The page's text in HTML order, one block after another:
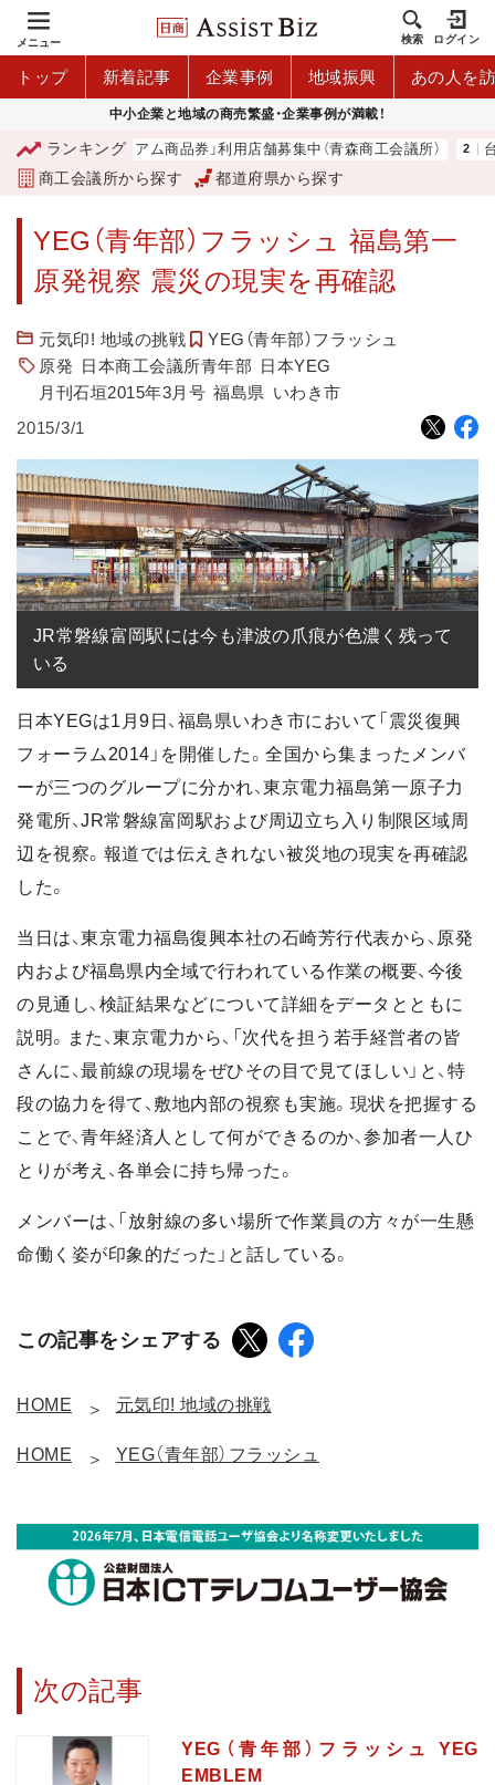
メニュー 検索 ログイン
トップ 新着記事 企業事例 地域振興 あの人を
中小企業と地域の商売繁盛・企業事例が満載！
ランキング
「青森市プレミアム商品券」利用店舗募集中（青森商工会議所） 台
商工会議所から探す 都道府県から探す
YEG（青年部）フラッシュ 福島第一
原発視察 震災の現実を再確認
元気印! 地域の挑戦
YEG（青年部）フラッシュ
原発 日本商工会議所青年部 日本YEG
月刊石垣2015年3月号 福島県 いわき市
2015/3/1
JR常磐線富岡駅には今も津波の爪痕が色濃く残って
いる
日本YEGは1月9日、福島県いわき市において「震災復興
フォーラム2014」を開催した。全国から集まったメンバ
ーが三つのグループに分かれ、東京電力福島第一原子力
発電所、JR常磐線富岡駅および周辺立ち入り制限区域周
辺を視察。報道では伝えきれない被災地の現実を再確認
した。
当日は、東京電力福島復興本社の石崎芳行代表から、原発
内および福島県内全域で行われている作業の概要、今後
の見通し、検証結果などについて詳細をデータとともに
説明。また、東京電力から、「次代を担う若手経営者の皆
さんに、最前線の現場をぜひその目で見てほしい」と、特
段の協力を得て、敷地内部の視察も実施。現状を把握する
ことで、青年経済人として何ができるのか、参加者一人ひ
とりが考え、各単会に持ち帰った。
メンバーは、「放射線の多い場所で作業員の方々が一生懸
命働く姿が印象的だった」と話している。
この記事をシェアする
HOME 元気印! 地域の挑戦
HOME YEG（青年部）フラッシュ
次の記事
YEG（青年部）フラッシュ YEG
EMBLEM